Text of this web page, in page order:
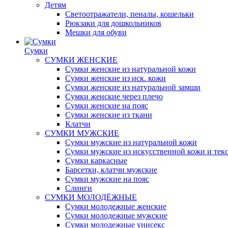
Детям
Светоотражатели, пеналы, кошельки
Рюкзаки для дошкольников
Мешки для обуви
Сумки
СУМКИ ЖЕНСКИЕ
Сумки женские из натуральной кожи
Сумки женские из иск. кожи
Сумки женские из натуральной замши
Сумки женские через плечо
Сумки женские на пояс
Сумки женские из ткани
Клатчи
СУМКИ МУЖСКИЕ
Сумки мужские из натуральной кожи
Сумки мужские из искусственной кожи и
Сумки каркасные
Барсетки, клатчи мужские
Сумки мужские на пояс
Слинги
СУМКИ МОЛОДЁЖНЫЕ
Сумки молодежные женские
Сумки молодежные мужские
Сумки молодежные унисекс